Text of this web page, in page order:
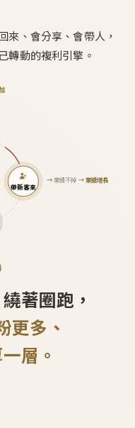
來、會分享、會帶人，
轉動的複利引擎。
帶新客來
→業績不掉 →業績增長
著圈跑，
更多、
層。